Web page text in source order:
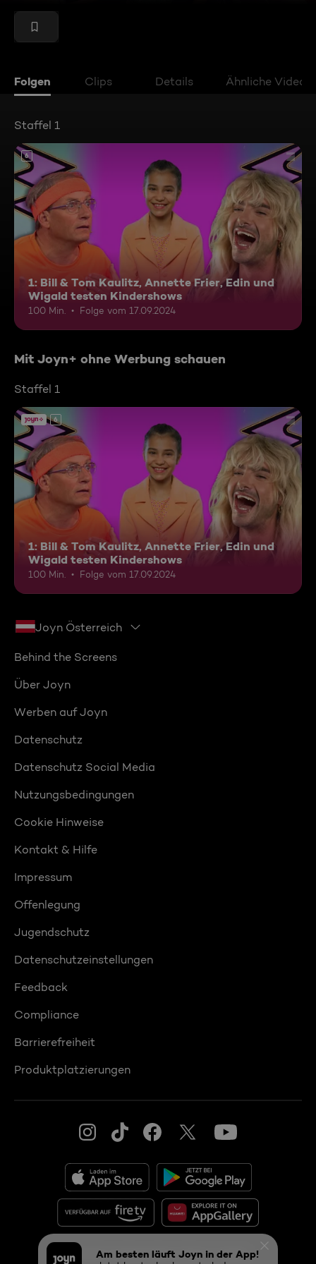
Folgen Clips Details Ähnliche Videos
Staffel 1
6
1: Bill & Tom Kaulitz, Annette Frier, Edin und
Wigald testen Kindershows
100 Min. Folge vom 17.09.2024
Mit Joyn+ ohne Werbung schauen
Staffel 1
6
1: Bill & Tom Kaulitz, Annette Frier, Edin und
Wigald testen Kindershows
100 Min. Folge vom 17.09.2024
Joyn Österreich
Behind the Screens
Über Joyn
Werben auf Joyn
Datenschutz
Datenschutz Social Media
Nutzungsbedingungen
Cookie Hinweise
Kontakt & Hilfe
Impressum
Offenlegung
Jugendschutz
Datenschutzeinstellungen
Feedback
Compliance
Barrierefreiheit
Produktplatzierungen
© 2026 ProSiebenSat.1 PULS 4 GmbH
Am besten läuft Joyn in der App!